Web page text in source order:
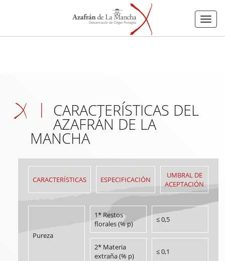
Menu
CARACTERÍSTICAS DEL
AZAFRÁN DE LA
MANCHA
CARACTERÍSTICAS ESPECIFICACIÓN
UMBRAL DE
ACEPTACIÓN
Pureza
1* Restos
florales (% p)
≤ 0,5
2* Materia
extraña (% p)
≤ 0,1